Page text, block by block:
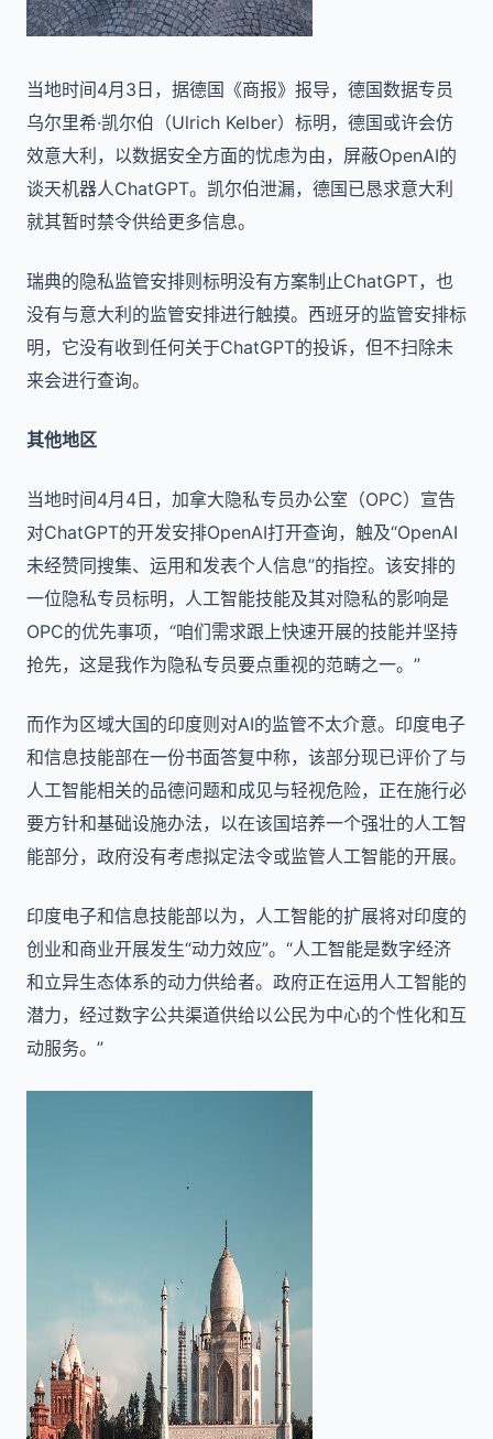
当地时间4月3日，据德国《商报》报导，德国数据专员
乌尔里希·凯尔伯（Ulrich Kelber）标明，德国或许会仿
效意大利，以数据安全方面的忧虑为由，屏蔽OpenAI的
谈天机器人ChatGPT。凯尔伯泄漏，德国已恳求意大利
就其暂时禁令供给更多信息。
瑞典的隐私监管安排则标明没有方案制止ChatGPT，也
没有与意大利的监管安排进行触摸。西班牙的监管安排标
明，它没有收到任何关于ChatGPT的投诉，但不扫除未
来会进行查询。
其他地区
当地时间4月4日，加拿大隐私专员办公室（OPC）宣告
对ChatGPT的开发安排OpenAI打开查询，触及“OpenAI
未经赞同搜集、运用和发表个人信息”的指控。该安排的
一位隐私专员标明，人工智能技能及其对隐私的影响是
OPC的优先事项，“咱们需求跟上快速开展的技能并坚持
抢先，这是我作为隐私专员要点重视的范畴之一。”
而作为区域大国的印度则对AI的监管不太介意。印度电子
和信息技能部在一份书面答复中称，该部分现已评价了与
人工智能相关的品德问题和成见与轻视危险，正在施行必
要方针和基础设施办法，以在该国培养一个强壮的人工智
能部分，政府没有考虑拟定法令或监管人工智能的开展。
印度电子和信息技能部以为，人工智能的扩展将对印度的
创业和商业开展发生“动力效应”。“人工智能是数字经济
和立异生态体系的动力供给者。政府正在运用人工智能的
潜力，经过数字公共渠道供给以公民为中心的个性化和互
动服务。”